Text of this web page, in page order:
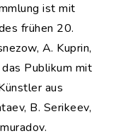
ist mit
frühen 20.
A. Kuprin,
Publikum mit
aus
B. Serikeev,